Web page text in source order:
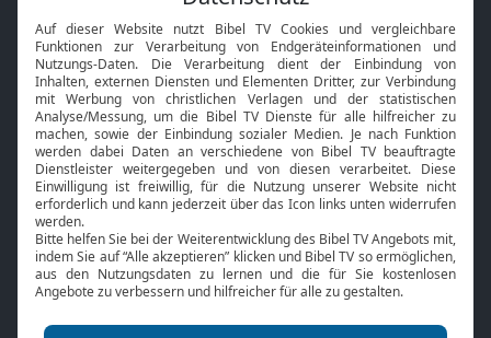
Neuigkeiten
Smart TV
HbbTV
Bibelthek Online-Bibel
Nächster Gottesdienst
Bibel TV
Über uns
Jobs
Mediadaten
Service
Kontakt
TV-Empfang